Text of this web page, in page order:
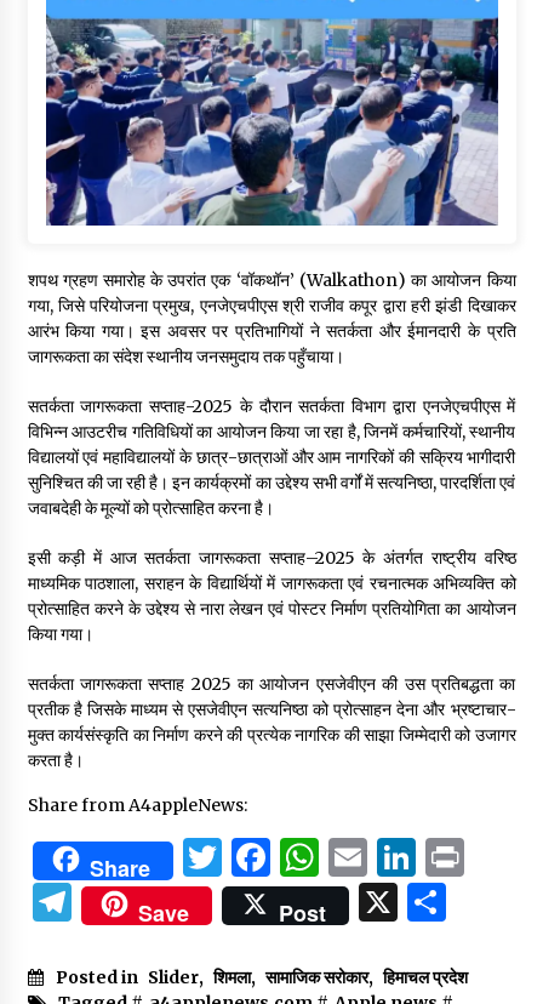
शपथ ग्रहण समारोह के उपरांत एक ‘वॉकथॉन’ (Walkathon) का आयोजन किया
गया, जिसे परियोजना प्रमुख, एनजेएचपीएस श्री राजीव कपूर द्वारा हरी झंडी दिखाकर
आरंभ किया गया। इस अवसर पर प्रतिभागियों ने सतर्कता और ईमानदारी के प्रति
जागरूकता का संदेश स्थानीय जनसमुदाय तक पहुँचाया।
सतर्कता जागरूकता सप्ताह-2025 के दौरान सतर्कता विभाग द्वारा एनजेएचपीएस में
विभिन्न आउटरीच गतिविधियों का आयोजन किया जा रहा है, जिनमें कर्मचारियों, स्थानीय
विद्यालयों एवं महाविद्यालयों के छात्र-छात्राओं और आम नागरिकों की सक्रिय भागीदारी
सुनिश्चित की जा रही है। इन कार्यक्रमों का उद्देश्य सभी वर्गों में सत्यनिष्ठा, पारदर्शिता एवं
जवाबदेही के मूल्यों को प्रोत्साहित करना है।
इसी कड़ी में आज सतर्कता जागरूकता सप्ताह–2025 के अंतर्गत राष्ट्रीय वरिष्ठ
माध्यमिक पाठशाला, सराहन के विद्यार्थियों में जागरूकता एवं रचनात्मक अभिव्यक्ति को
प्रोत्साहित करने के उद्देश्य से नारा लेखन एवं पोस्टर निर्माण प्रतियोगिता का आयोजन
किया गया।
सतर्कता जागरूकता सप्ताह 2025 का आयोजन एसजेवीएन की उस प्रतिबद्धता का
प्रतीक है जिसके माध्यम से एसजेवीएन सत्यनिष्ठा को प्रोत्साहन देना और भ्रष्टाचार-
मुक्त कार्यसंस्कृति का निर्माण करने की प्रत्येक नागरिक की साझा जिम्मेदारी को उजागर
करता है।
Share from A4appleNews:
Share Twitter
Facebook
WhatsApp
Email
Telegram
Save Post X
Posted in Slider, शिमला, सामाजिक सरोकार, हिमाचल प्रदेश